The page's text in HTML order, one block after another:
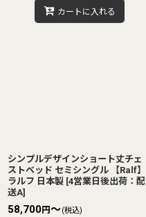
カートに入れる
シンプルデザインショート丈チェ
ストベッド セミシングル 【Ralf】
ラルフ 日本製 [4営業日後出荷：配
送A]
58,700円～(税込)